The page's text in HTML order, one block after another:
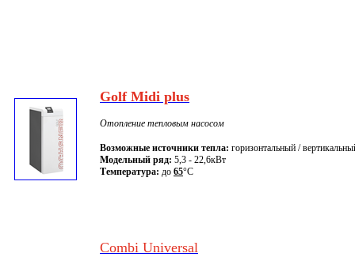
Golf Midi plus
Отопление тепловым насосом
Возможные источники тепла: горизонтальный /
Модельный ряд: 5,3 - 22,6кВт
Температура: до 65°C
Combi Universal